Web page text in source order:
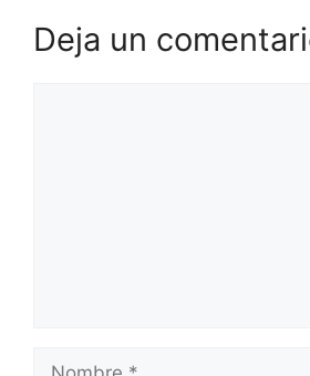
Deja un
Nombre